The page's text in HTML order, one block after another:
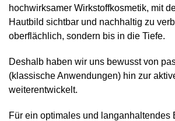
hochwirksamer Wirkstoffkosmetik, mit
Hautbild sichtbar und nachhaltig zu
oberflächlich, sondern bis in die Tiefe.
Deshalb haben wir uns bewusst von
(klassische Anwendungen) hin zur
weiterentwickelt.
Für ein optimales und langanhaltendes